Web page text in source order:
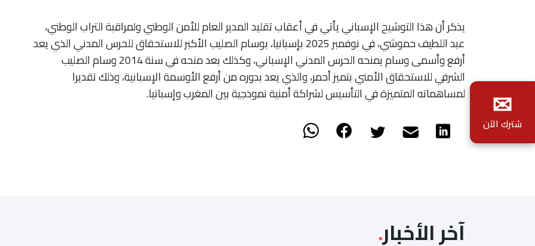
يذكر أن هذا التوشيح الإسباني يأتي في أعقاب تقليد المدير العام للأمن الوطني ولمراقبة التراب الوطني،
عبد اللطيف حموشي، في نوفمبر 2025 بإسبانيا، بوسام الصليب الأكبر للاستحقاق للحرس المدني الذي يعد
أرفع وأسمى وسام يمنحه الحرس المدني الإسباني، وكذلك بعد منحه في سنة 2014 وسام الصليب
الشرفي للاستحقاق الأمني بتميز أحمر، والذي يعد بدوره من أرفع الأوسمة الإسبانية، وذلك تقديرا
لمساهماته المتميزة في التأسيس لشراكة أمنية نموذجية بين المغرب وإسبانيا.
آخر الأخبار
✉
شترك الآن